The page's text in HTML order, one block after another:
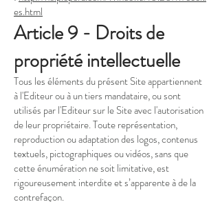
es.html
Article 9 - Droits de
propriété intellectuelle
Tous les éléments du présent Site appartiennent
à l'Editeur ou à un tiers mandataire, ou sont
utilisés par l'Editeur sur le Site avec l'autorisation
de leur propriétaire. Toute représentation,
reproduction ou adaptation des logos, contenus
textuels, pictographiques ou vidéos, sans que
cette énumération ne soit limitative, est
rigoureusement interdite et s’apparente à de la
contrefaçon.